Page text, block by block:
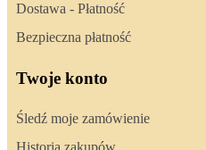
Dostawa - Płatność
Bezpieczna płatność
Twoje konto
Śledź moje zamówienie